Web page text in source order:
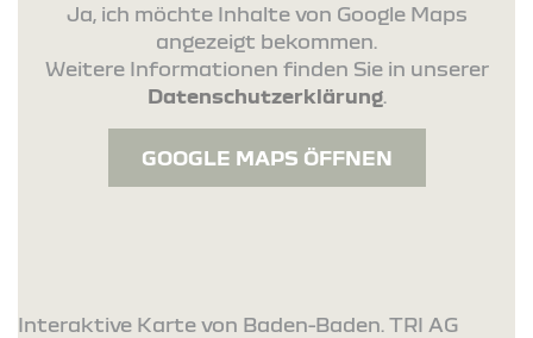
Ja, ich möchte Inhalte von Google Maps
angezeigt bekommen.
Weitere Informationen finden Sie in unserer
Datenschutzerklärung.
GOOGLE MAPS ÖFFNEN
Interaktive Karte von Baden-Baden. TRI AG